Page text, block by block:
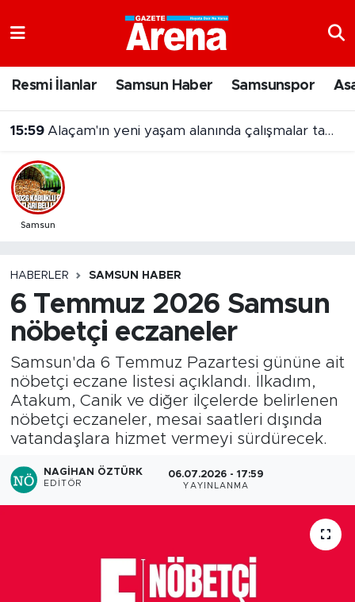
Resmi İlanlar Samsun Haber Samsunspor
15:59 Alaçam'ın yeni yaşam alanında çalışmalar tamamlandı
Samsun
HABERLER SAMSUN HABER
6 Temmuz 2026 Samsun
nöbetçi eczaneler
Samsun'da 6 Temmuz Pazartesi gününe ait
nöbetçi eczane listesi açıklandı. İlkadım,
Atakum, Canik ve diğer ilçelerde belirlenen
nöbetçi eczaneler, mesai saatleri dışında
vatandaşlara hizmet vermeyi sürdürecek.
NAGIHAN ÖZTÜRK
EDITÖR
06.07.2026 - 17:59
YAYINLANMA
Samsun Namaz Vakitleri
Trafik Durumu
Süper Lig Puan Durumu ve Fikstür
Son Dakika Haberleri
Haber Arşivi